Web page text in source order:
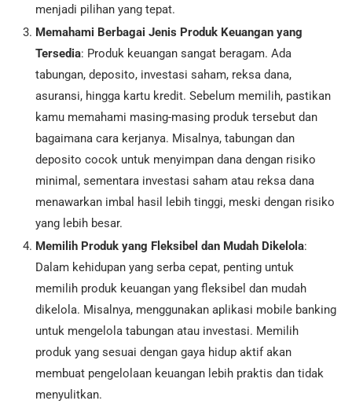
menjadi pilihan yang tepat.
Memahami Berbagai Jenis Produk Keuangan yang
Tersedia: Produk keuangan sangat beragam. Ada
tabungan, deposito, investasi saham, reksa dana,
asuransi, hingga kartu kredit. Sebelum memilih, pastikan
kamu memahami masing-masing produk tersebut dan
bagaimana cara kerjanya. Misalnya, tabungan dan
deposito cocok untuk menyimpan dana dengan risiko
minimal, sementara investasi saham atau reksa dana
menawarkan imbal hasil lebih tinggi, meski dengan risiko
yang lebih besar.
Memilih Produk yang Fleksibel dan Mudah Dikelola:
Dalam kehidupan yang serba cepat, penting untuk
memilih produk keuangan yang fleksibel dan mudah
dikelola. Misalnya, menggunakan aplikasi mobile banking
untuk mengelola tabungan atau investasi. Memilih
produk yang sesuai dengan gaya hidup aktif akan
membuat pengelolaan keuangan lebih praktis dan tidak
menyulitkan.